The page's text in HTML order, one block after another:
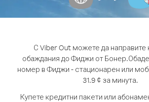
С Viber Out можете да направите
обаждания до Фиджи от Бонер.
номер в Фиджи - стационарен или
31.9 ¢ за минута.
Купете кредитни пакети или